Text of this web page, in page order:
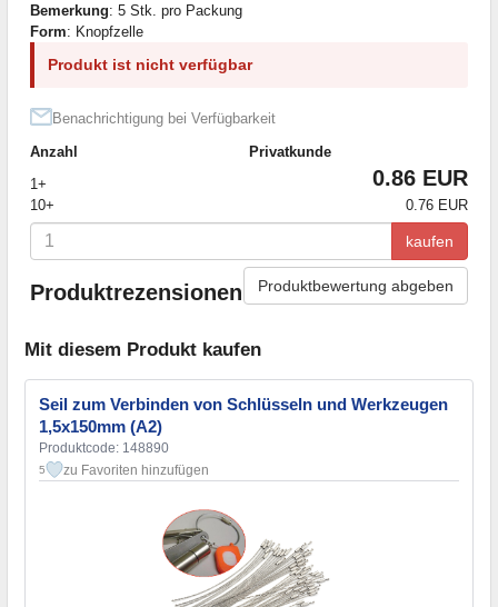
Bemerkung: 5 Stk. pro Packung
Form: Knopfzelle
Produkt ist nicht verfügbar
Benachrichtigung bei Verfügbarkeit
Anzahl
Privatkunde
1+
0.86 EUR
10+ 0.76 EUR
kaufen
Produktrezensionen Produktbewertung abgeben
Mit diesem Produkt kaufen
Seil zum Verbinden von Schlüsseln und Werkzeugen
1,5x150mm (A2)
Produktcode: 148890
5 zu Favoriten hinzufügen